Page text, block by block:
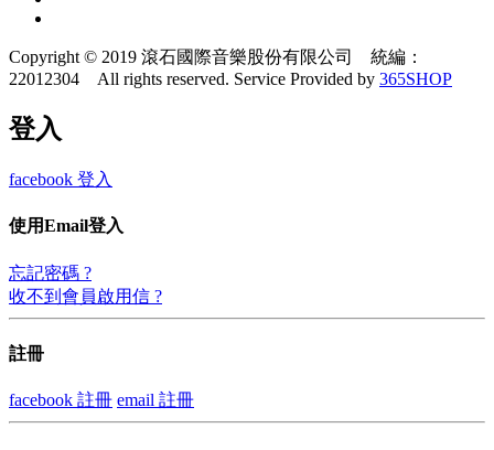
Copyright © 2019 滾石國際音樂股份有限公司 統編：
22012304 All rights reserved. Service Provided by 365SHOP
登入
facebook 登入
使用Email登入
忘記密碼 ?
收不到會員啟用信 ?
註冊
facebook 註冊 email 註冊